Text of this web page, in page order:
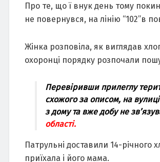
Про те, що ї внук день тому
не повернувся, на лінію “102”в
Жінка розповіла, як виглядав
охоронці порядку розпочали
Перевіривши прилеглу
схожого за описом, на
з дому та вже добу не
області.
Патрульні доставили 14-річного
приїхала і його мама.